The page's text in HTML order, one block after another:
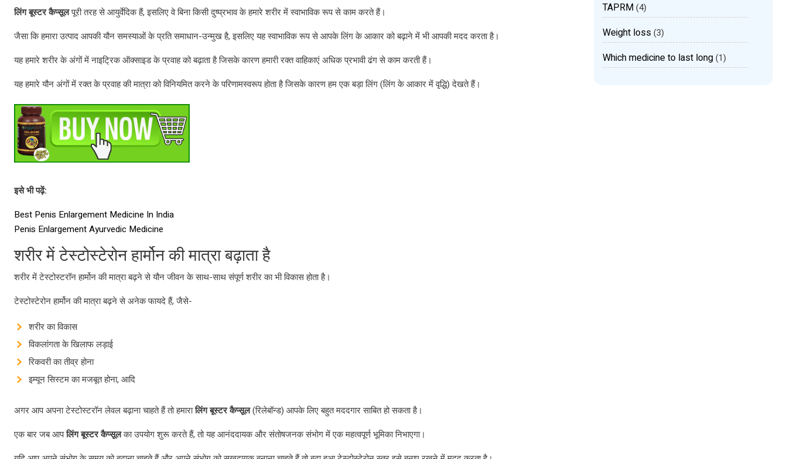
लिंग बूस्टर कैप्सूलपूरी तरह से आयुर्वेदिक हैं, इसलिए वे बिना किसी दुष्प्रभाव के हमारे शरीर में स्वाभाविक रूप से काम करते हैं।
जैसा कि हमारा उत्पाद आपकी यौन समस्याओं के प्रति समाधान-उन्मुख है, इसलिए यह स्वाभाविक रूप से आपके लिंग के आकार को बढ़ाने में भी आपकी मदद करता है।
यह हमारे शरीर के अंगों में नाइट्रिक ऑक्साइड के प्रवाह को बढ़ाता है जिसके कारण हमारी रक्त वाहिकाएं अधिक प्रभावी ढंग से काम करती हैं।
यह हमारे यौन अंगों में रक्त के प्रवाह की मात्रा को विनियमित करने के परिणामस्वरूप होता है जिसके कारण हम एक बड़ा लिंग (लिंग के आकार में वृद्धि) देखते हैं।
इसे भी पढ़ें:
Best Penis Enlargement Medicine In India
Penis Enlargement Ayurvedic Medicine
शरीर में टेस्टोस्टेरोन हार्मोन की मात्रा बढ़ाता है
शरीर में टेस्टोस्टरॉन हार्मोन की मात्रा बढ़ने से यौन जीवन के साथ-साथ संपूर्ण शरीर का भी विकास होता है।
टेस्टोस्टेरोन हार्मोन की मात्रा बढ़ने से अनेक फायदे हैं, जैसे-
शरीर का विकास
विकलांगता के खिलाफ लड़ाई
रिकवरी का तीव्र होना
इम्यून सिस्टम का मजबूत होना, आदि
अगर आप अपना टेस्टोस्टरॉन लेवल बढ़ाना चाहते हैं तो हमारालिंग बूस्टर कैप्सूल(रिलेबॉन्ड) आपके लिए बहुत मददगार साबित हो सकता है।
एक बार जब आपलिंग बूस्टर कैप्सूलका उपयोग शुरू करते हैं, तो यह आनंददायक और संतोषजनक संभोग में एक महत्वपूर्ण भूमिका निभाएगा।
TAPRM(4)
Weight loss(3)
Which medicine to last long(1)